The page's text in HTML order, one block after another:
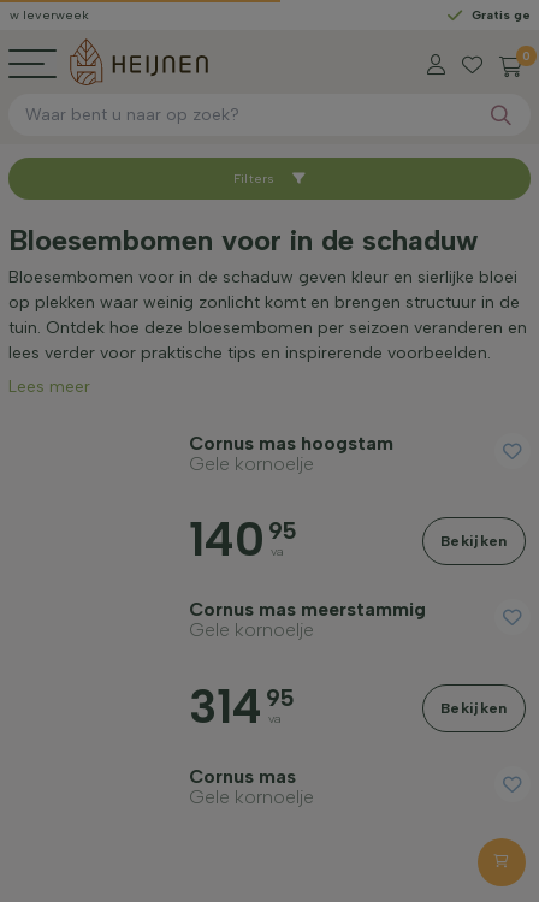
Gratis geleverd
0
Sorteer op
Beschikbaar
Hoogte bij levering (cm)
Filters
Bloesembomen voor in de schaduw
Bloesembomen voor in de schaduw geven kleur en sierlijke bloei
op plekken waar weinig zonlicht komt en brengen structuur in de
tuin. Ontdek hoe deze bloesembomen per seizoen veranderen en
lees verder voor praktische tips en inspirerende voorbeelden.
Lees meer
Cornus mas hoogstam
Gele kornoelje
140 95
va
Bekijken
Cornus mas meerstammig
Gele kornoelje
314 95
va
Bekijken
Cornus mas
Gele kornoelje